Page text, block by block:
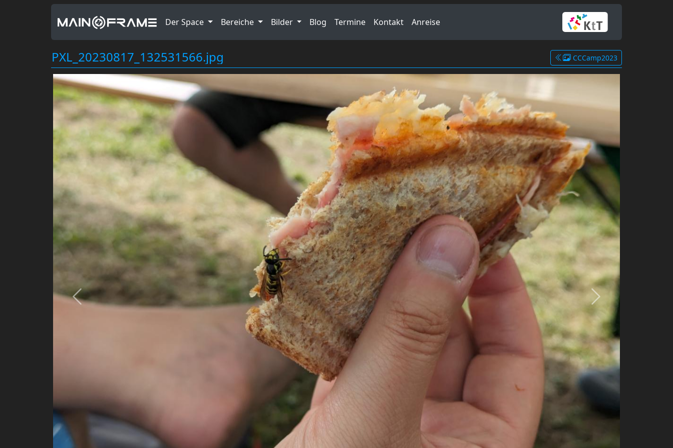
Der Space Bereiche Bilder Blog Termine Kontakt Anreise
PXL_20230817_132531566.jpg CCCamp2023